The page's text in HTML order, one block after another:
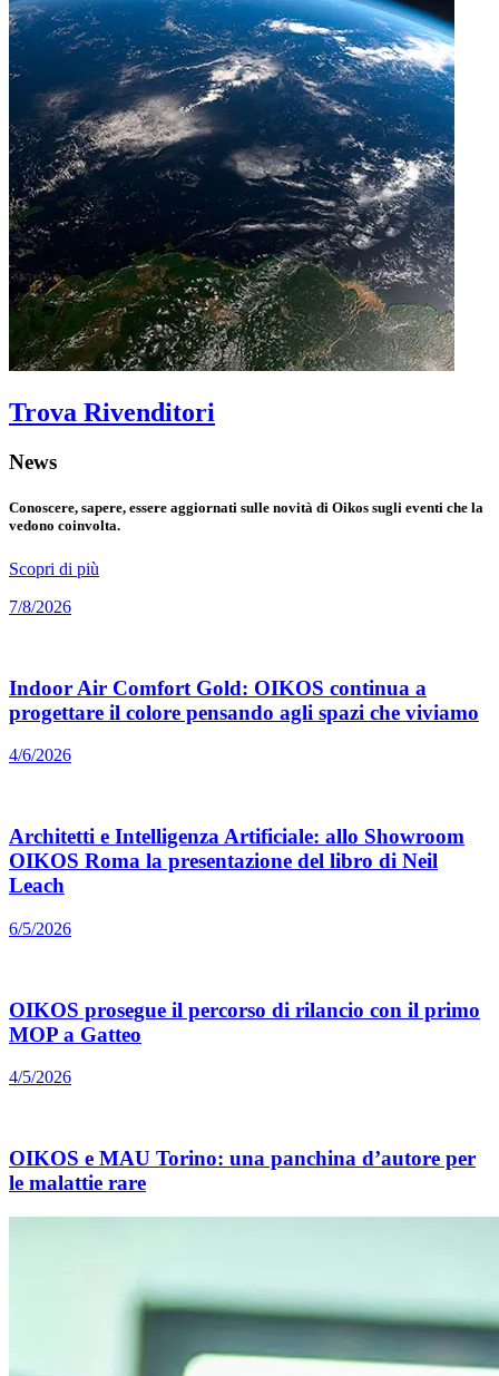
Trova Rivenditori
News
Conoscere, sapere, essere aggiornati sulle novità di Oikos sugli eventi che la
vedono coinvolta.
Scopri di più
7/8/2026
Indoor Air Comfort Gold: OIKOS continua a
progettare il colore pensando agli spazi che viviamo
4/6/2026
Architetti e Intelligenza Artificiale: allo Showroom
OIKOS Roma la presentazione del libro di Neil
Leach
6/5/2026
OIKOS prosegue il percorso di rilancio con il primo
MOP a Gatteo
4/5/2026
OIKOS e MAU Torino: una panchina d’autore per
le malattie rare